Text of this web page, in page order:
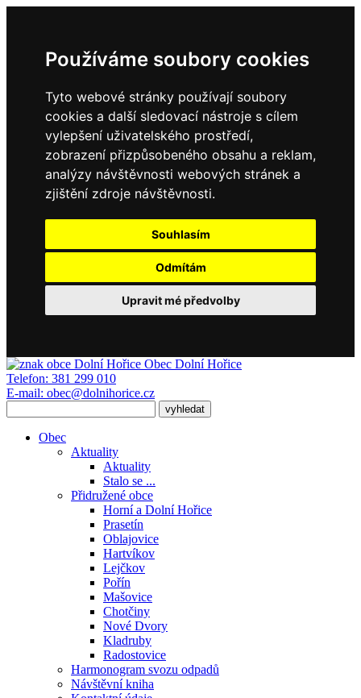
Používáme soubory cookies
Tyto webové stránky používají soubory
cookies a další sledovací nástroje s cílem
vylepšení uživatelského prostředí,
zobrazení přizpůsobeného obsahu a reklam,
analýzy návštěvnosti webových stránek a
zjištění zdroje návštěvnosti.
Souhlasím
Odmítám
Upravit mé předvolby
Obec Dolní Hořice
Telefon: 381 299 010
E-mail: obec@dolnihorice.cz
Obec
Aktuality
Aktuality
Stalo se ...
Přidružené obce
Horní a Dolní Hořice
Prasetín
Oblajovice
Hartvíkov
Lejčkov
Pořín
Mašovice
Chotčiny
Nové Dvory
Kladruby
Radostovice
Harmonogram svozu odpadů
Návštěvní kniha